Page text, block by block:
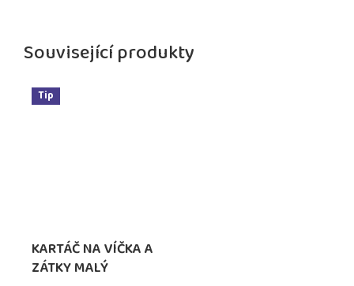
Související produkty
Tip
KARTÁČ NA VÍČKA A
ZÁTKY MALÝ